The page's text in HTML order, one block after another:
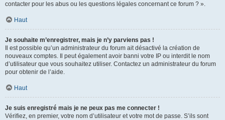
contacter pour les abus ou les questions légales concernant ce forum ? ».
Haut
Je souhaite m’enregistrer, mais je n’y parviens pas !
Il est possible qu’un administrateur du forum ait désactivé la création de
nouveaux comptes. Il peut également avoir banni votre IP ou interdit le nom
d’utilisateur que vous souhaitez utiliser. Contactez un administrateur du forum
pour obtenir de l’aide.
Haut
Je suis enregistré mais je ne peux pas me connecter !
Vérifiez, en premier, votre nom d’utilisateur et votre mot de passe. S’ils sont